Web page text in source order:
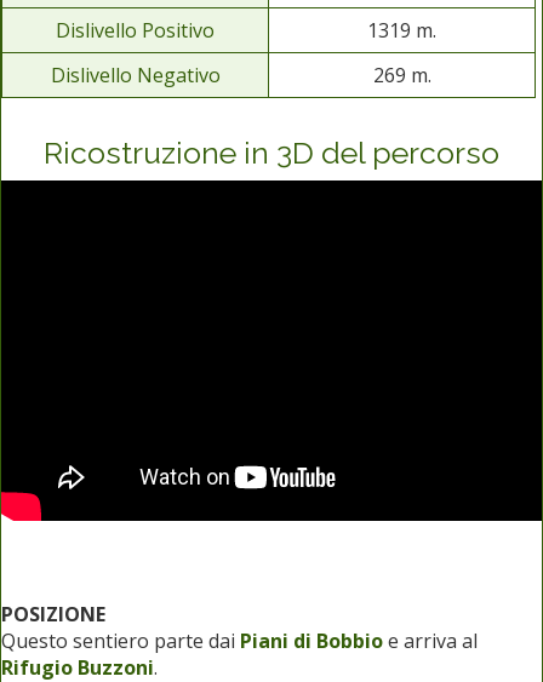
Dislivello Positivo
1319 m.
Dislivello Negativo
269 m.
Ricostruzione in 3D del percorso
POSIZIONE
Questo sentiero parte dai Piani di Bobbioe arriva al
Rifugio Buzzoni.